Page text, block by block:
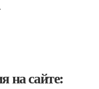
на сайте: